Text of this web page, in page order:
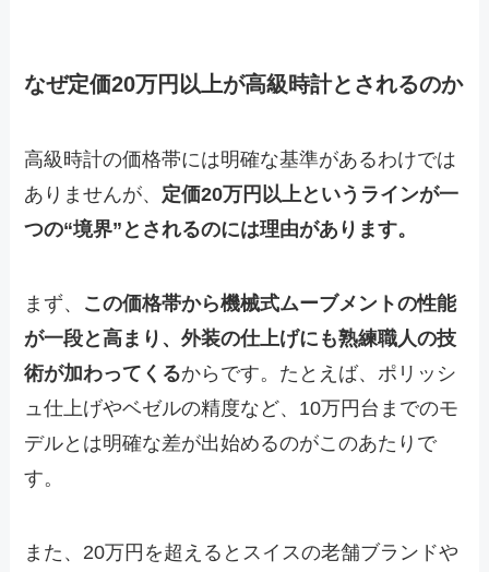
なぜ定価20万円以上が高級時計とされるのか
高級時計の価格帯には明確な基準があるわけでは
ありませんが、 定価20万円以上というラインが一
つの“境界”とされるのには理由があります。
まず、 この価格帯から機械式ムーブメントの性能
が一段と高まり、外装の仕上げにも熟練職人の技
術が加わってくるからです。たとえば、ポリッシ
ュ仕上げやベゼルの精度など、10万円台までのモ
デルとは明確な差が出始めるのがこのあたりで
す。
また、20万円を超えるとスイスの老舗ブランドや